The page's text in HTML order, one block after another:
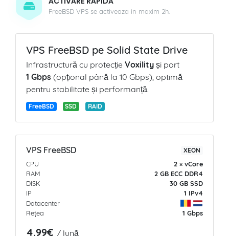
FreeBSD VPS se activeaza in maxim 2h.
VPS FreeBSD pe Solid State Drive
Infrastructură cu protecție Voxility și port
1 Gbps (opțional până la 10 Gbps), optimă
pentru stabilitate și performanță.
FreeBSD SSD RAID
VPS FreeBSD XEON
CPU
2 × vCore
RAM
2 GB ECC DDR4
DISK
30 GB SSD
IP
1 IPv4
Datacenter
Rețea
1 Gbps
4.99€ / lună